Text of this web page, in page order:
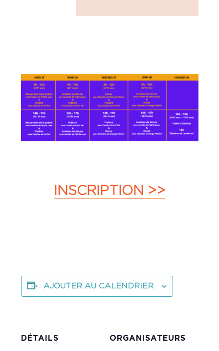
INSCRIPTION >>
AJOUTER AU CALENDRIER
DÉTAILS ORGANISATEURS